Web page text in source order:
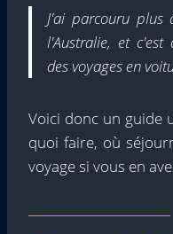
J'ai parcouru
l'Australie, et
des voyages en
Voici donc un guide
quoi faire, où
voyage si vous en